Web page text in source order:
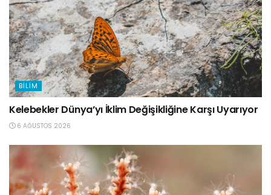
BILIM
Kelebekler Dünya’yı İklim Değişikliğine Karşı Uyarıyor
6 AĞUSTOS 2026